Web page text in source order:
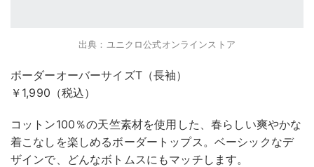
出典：ユニクロ公式オンラインストア
ボーダーオーバーサイズT（長袖）
￥1,990（税込）
コットン100％の天竺素材を使用した、春らしい爽やかな
着こなしを楽しめるボーダートップス。ベーシックなデ
ザインで、どんなボトムスにもマッチします。